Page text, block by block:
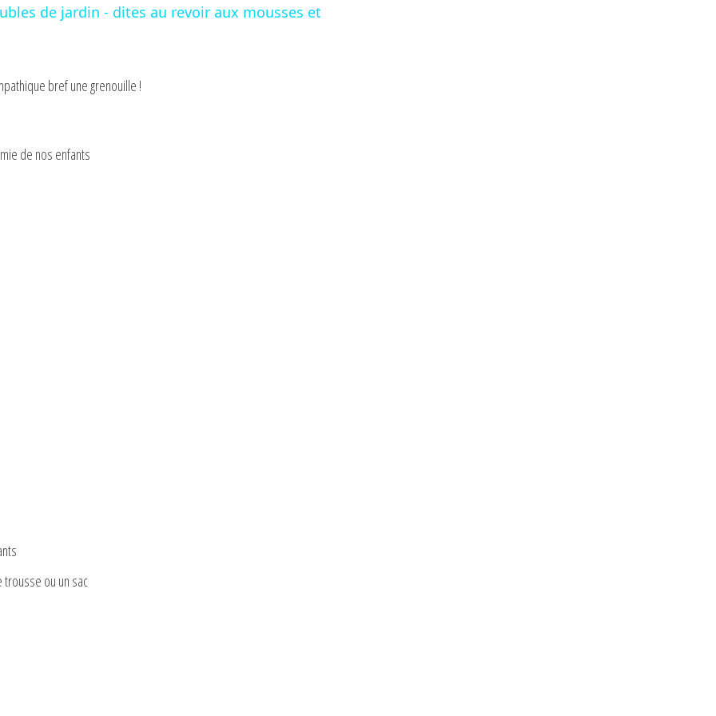
i
d
de jardin - dites au revoir aux mousses et
bref une grenouille !
de nos enfants
ou un sac